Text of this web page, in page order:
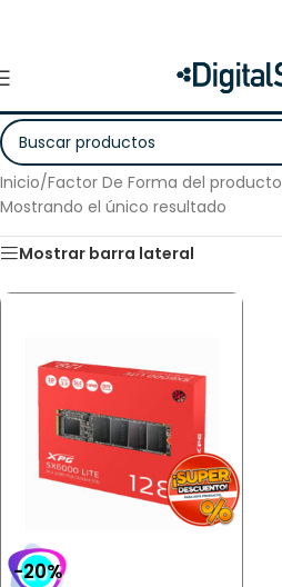
Inicio/Factor De Forma del producto
Mostrando el único resultado
Mostrar barra lateral
-20%